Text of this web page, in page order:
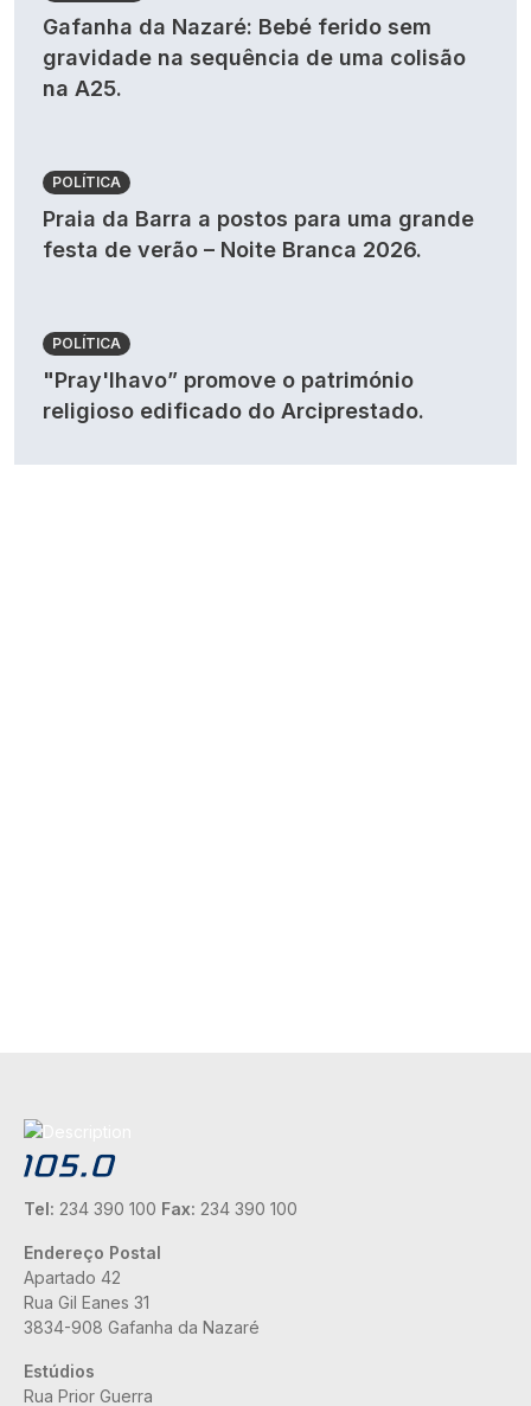
Gafanha da Nazaré: Bebé ferido sem
gravidade na sequência de uma colisão
na A25.
POLÍTICA
Praia da Barra a postos para uma grande
festa de verão – Noite Branca 2026.
POLÍTICA
"Pray'lhavo” promove o património
religioso edificado do Arciprestado.
Tel: 234 390 100 Fax: 234 390 100
Endereço Postal
Apartado 42
Rua Gil Eanes 31
3834-908 Gafanha da Nazaré
Estúdios
Rua Prior Guerra